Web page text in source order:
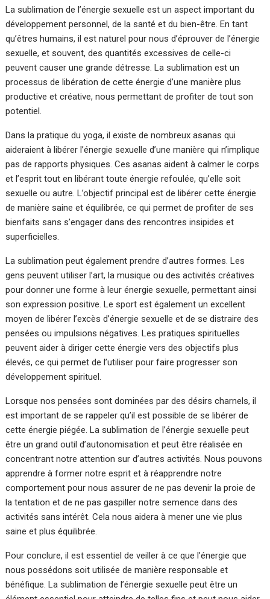
La sublimation de l’énergie sexuelle est un aspect important du
développement personnel, de la santé et du bien-être. En tant
qu’êtres humains, il est naturel pour nous d’éprouver de l’énergie
sexuelle, et souvent, des quantités excessives de celle-ci
peuvent causer une grande détresse. La sublimation est un
processus de libération de cette énergie d’une manière plus
productive et créative, nous permettant de profiter de tout son
potentiel.
Dans la pratique du yoga, il existe de nombreux asanas qui
aideraient à libérer l’énergie sexuelle d’une manière qui n’implique
pas de rapports physiques. Ces asanas aident à calmer le corps
et l’esprit tout en libérant toute énergie refoulée, qu’elle soit
sexuelle ou autre. L’objectif principal est de libérer cette énergie
de manière saine et équilibrée, ce qui permet de profiter de ses
bienfaits sans s’engager dans des rencontres insipides et
superficielles.
La sublimation peut également prendre d’autres formes. Les
gens peuvent utiliser l’art, la musique ou des activités créatives
pour donner une forme à leur énergie sexuelle, permettant ainsi
son expression positive. Le sport est également un excellent
moyen de libérer l’excès d’énergie sexuelle et de se distraire des
pensées ou impulsions négatives. Les pratiques spirituelles
peuvent aider à diriger cette énergie vers des objectifs plus
élevés, ce qui permet de l’utiliser pour faire progresser son
développement spirituel.
Lorsque nos pensées sont dominées par des désirs charnels, il
est important de se rappeler qu’il est possible de se libérer de
cette énergie piégée. La sublimation de l’énergie sexuelle peut
être un grand outil d’autonomisation et peut être réalisée en
concentrant notre attention sur d’autres activités. Nous pouvons
apprendre à former notre esprit et à réapprendre notre
comportement pour nous assurer de ne pas devenir la proie de
la tentation et de ne pas gaspiller notre semence dans des
activités sans intérêt. Cela nous aidera à mener une vie plus
saine et plus équilibrée.
Pour conclure, il est essentiel de veiller à ce que l’énergie que
nous possédons soit utilisée de manière responsable et
bénéfique. La sublimation de l’énergie sexuelle peut être un